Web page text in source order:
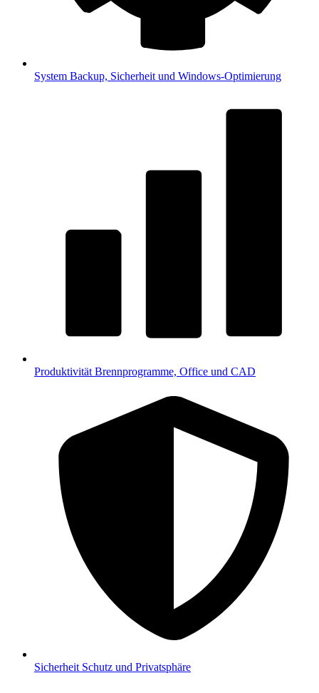
System Backup, Sicherheit und Windows-Optimierung
Produktivität Brennprogramme, Office und CAD
Sicherheit Schutz und Privatsphäre